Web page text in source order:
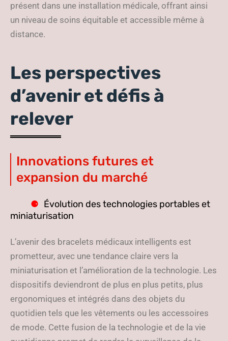
présent dans une installation médicale, offrant ainsi
un niveau de soins équitable et accessible même à
distance.
Les perspectives
d’avenir et défis à
relever
Innovations futures et
expansion du marché
Évolution des technologies portables et
miniaturisation
L’avenir des bracelets médicaux intelligents est
prometteur, avec une tendance claire vers la
miniaturisation et l’amélioration de la technologie. Les
dispositifs deviendront de plus en plus petits, plus
ergonomiques et intégrés dans des objets du
quotidien tels que les vêtements ou les accessoires
de mode. Cette fusion de la technologie et de la vie